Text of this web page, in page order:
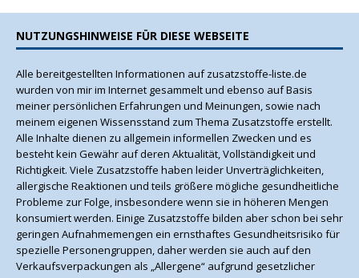
NUTZUNGSHINWEISE FÜR DIESE WEBSEITE
Alle bereitgestellten Informationen auf zusatzstoffe-liste.de
wurden von mir im Internet gesammelt und ebenso auf Basis
meiner persönlichen Erfahrungen und Meinungen, sowie nach
meinem eigenen Wissensstand zum Thema Zusatzstoffe erstellt.
Alle Inhalte dienen zu allgemein informellen Zwecken und es
besteht kein Gewähr auf deren Aktualität, Vollständigkeit und
Richtigkeit. Viele Zusatzstoffe haben leider Unverträglichkeiten,
allergische Reaktionen und teils größere mögliche gesundheitliche
Probleme zur Folge, insbesondere wenn sie in höheren Mengen
konsumiert werden. Einige Zusatzstoffe bilden aber schon bei sehr
geringen Aufnahmemengen ein ernsthaftes Gesundheitsrisiko für
spezielle Personengruppen, daher werden sie auch auf den
Verkaufsverpackungen als „Allergene“ aufgrund gesetzlicher